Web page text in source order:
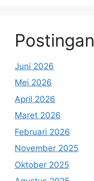
Postingan
Juni 2026
Mei 2026
April 2026
Maret 2026
Februari 2026
November 2025
Oktober 2025